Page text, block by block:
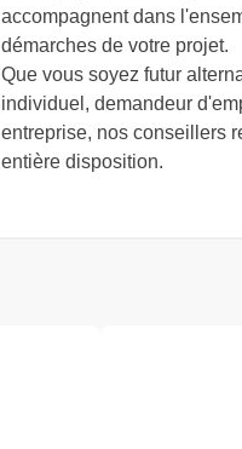
accompagnent dans
démarches de votre projet.
Que vous soyez futur
individuel, demandeur
entreprise, nos conseillers
entière disposition.